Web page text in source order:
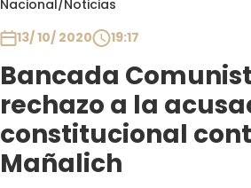
Nacional/Noticias
13/ 10/ 2020
19:17
Bancada
rechazo a la
constitucional
Mañalich
Club De La Comedia
Contigo en Directo
Plan Perfecto
El Tiempo
Sabingo
Todos Los Programas